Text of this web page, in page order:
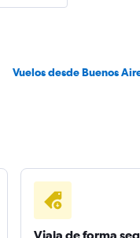
Vuelos desde Buenos
Viaja de forma